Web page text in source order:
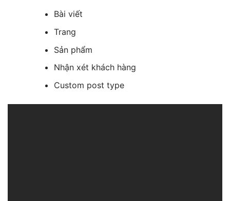
Bài viết
Trang
Sản phẩm
Nhận xét khách hàng
Custom post type